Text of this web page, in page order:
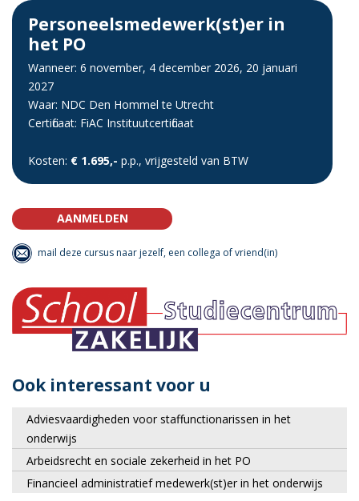
Personeelsmedewerk(st)er in
het PO
Wanneer: 6 november, 4 december 2026, 20 januari
2027
Waar: NDC Den Hommel te Utrecht
Certificaat: FiAC Instituutcertificaat
Kosten: € 1.695,- p.p., vrijgesteld van BTW
AANMELDEN
mail deze cursus naar jezelf, een collega of vriend(in)
Ook interessant voor u
Adviesvaardigheden voor staffunctionarissen in het
onderwijs
Arbeidsrecht en sociale zekerheid in het PO
Financieel administratief medewerk(st)er in het onderwijs